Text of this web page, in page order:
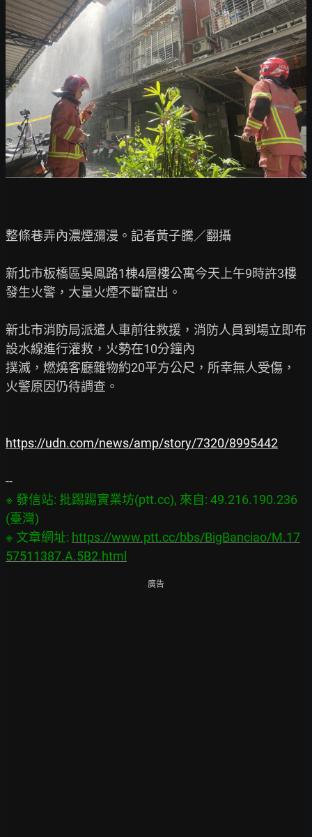
整條巷弄內濃煙瀰漫。記者黃子騰／翻攝
新北市板橋區吳鳳路1棟4層樓公寓今天上午9時許3樓
發生火警，大量火煙不斷竄出。
新北市消防局派遣人車前往救援，消防人員到場立即布
設水線進行灌救，火勢在10分鐘內
撲滅，燃燒客廳雜物約20平方公尺，所幸無人受傷，
火警原因仍待調查。
https://udn.com/news/amp/story/7320/8995442
※ 發信站: 批踢踢實業坊(ptt.cc), 來自: 49.216.190.236
(臺灣)
※ 文章網址: https://www.ptt.cc/bbs/BigBanciao/M.17
57511387.A.5B2.html
廣告